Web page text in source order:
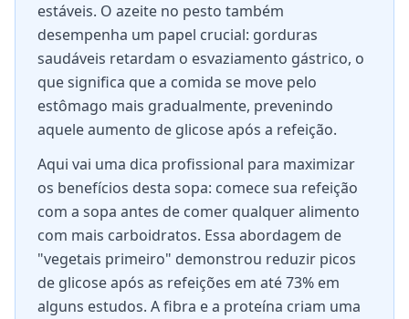
estáveis. O azeite no pesto também
desempenha um papel crucial: gorduras
saudáveis retardam o esvaziamento gástrico, o
que significa que a comida se move pelo
estômago mais gradualmente, prevenindo
aquele aumento de glicose após a refeição.
Aqui vai uma dica profissional para maximizar
os benefícios desta sopa: comece sua refeição
com a sopa antes de comer qualquer alimento
com mais carboidratos. Essa abordagem de
"vegetais primeiro" demonstrou reduzir picos
de glicose após as refeições em até 73% em
alguns estudos. A fibra e a proteína criam uma